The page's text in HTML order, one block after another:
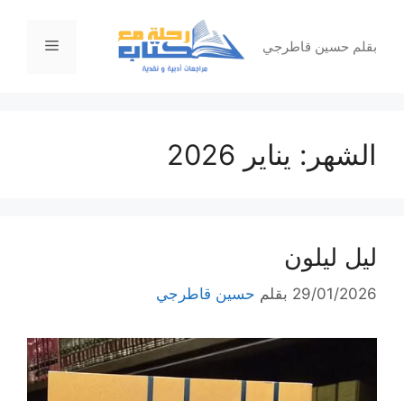
المحتوىبقلم حسين قاطرجي القائمة
الشهر: يناير 2026
ليل ليلون
29/01/2026 بقلم حسين قاطرجي